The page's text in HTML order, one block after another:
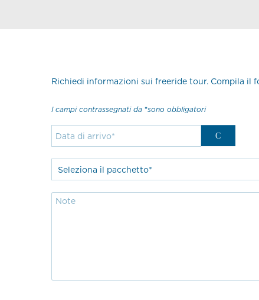
Richiedi informazioni sui freeride tour. Compila il
I campi contrassegnati da sono obbligatori